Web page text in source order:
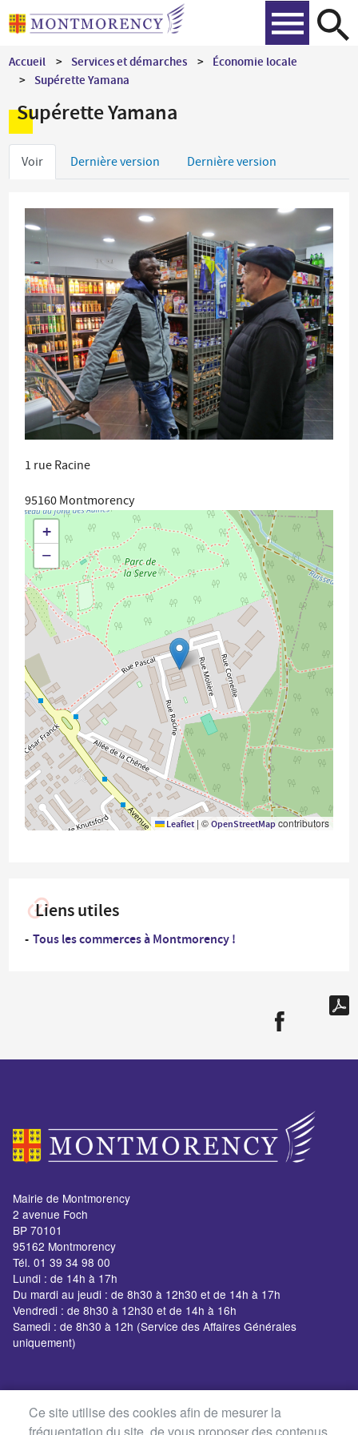
Aller
au
principal
Accueil Services et démarches
Économie locale
Supérette Yamana
Supérette Yamana
Onglets
Voir Dernière version Dernière version
1 rue Racine
95160 Montmorency
+
−
Leaflet | ©OpenStreetMapcontributors
Liens utiles
Tous les commerces à Montmorency !
Mairie de Montmorency
2 avenue Foch
BP 70101
95162 Montmorency
Tél. 01 39 34 98 00
Lundi : de 14h à 17h
Du mardi au jeudi : de 8h30 à 12h30 et de 14h à 17h
Vendredi : de 8h30 à 12h30 et de 14h à 16h
Samedi : de 8h30 à 12h (Service des Affaires Générales
uniquement)
Ce site utilise des cookies afin de mesurer la